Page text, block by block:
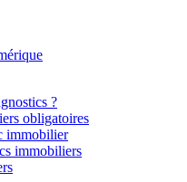
?
obligatoires
immobilier
immobiliers